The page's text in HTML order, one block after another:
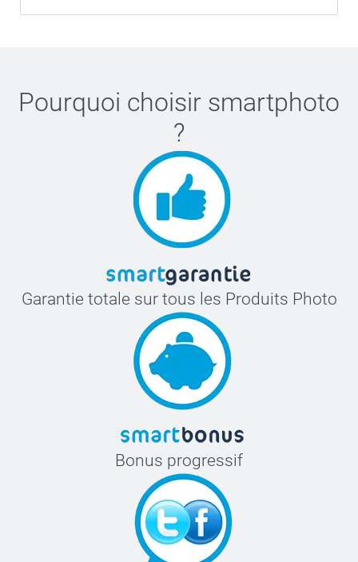
Pourquoi choisir smartphoto
?
Garantie totale sur tous les Produits Photo
Bonus progressif